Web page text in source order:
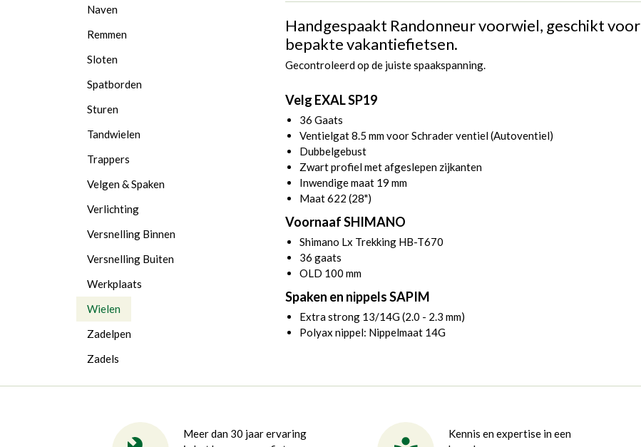
Handgespaakt Randonneur voorwiel, geschikt voor
bepakte vakantiefietsen.
Gecontroleerd op de juiste spaakspanning.
Velg EXAL SP19
36 Gaats
Ventielgat 8.5 mm voor Schrader ventiel (Autoventiel)
Dubbelgebust
Zwart profiel met afgeslepen zijkanten
Inwendige maat 19 mm
Maat 622 (28")
Voornaaf SHIMANO
Shimano Lx Trekking HB-T670
36 gaats
OLD 100 mm
Spaken en nippels SAPIM
Extra strong 13/14G (2.0 - 2.3 mm)
Polyax nippel: Nippelmaat 14G
Naven
Remmen
Sloten
Spatborden
Sturen
Tandwielen
Trappers
Velgen & Spaken
Verlichting
Versnelling Binnen
Versnelling Buiten
Werkplaats
Wielen
Zadelpen
Zadels
Meer dan 30 jaar ervaring
Kennis en expertise in een